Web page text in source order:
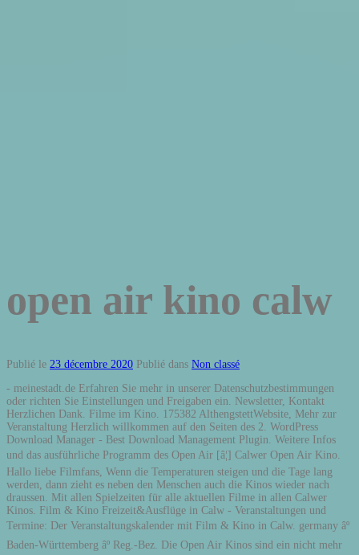
open air kino calw
Publié le 23 décembre 2020 Publié dans Non classé
- meinestadt.de Erfahren Sie mehr in unserer Datenschutzbestimmungen
oder richten Sie Einstellungen und Freigaben ein. Newsletter, Kontakt
Herzlichen Dank. Filme im Kino. 175382 AlthengstettWebsite, Mehr zur
Veranstaltung Herzlich willkommen auf den Seiten des 2. WordPress
Download Manager - Best Download Management Plugin. Weitere Infos
und das ausführliche Programm des Open Air [â¦] Calwer Open Air Kino.
Hallo liebe Filmfans, Wenn die Temperaturen steigen und die Tage lang
werden, dann zieht es neben den Menschen auch die Kinos wieder nach
draussen. Mit allen Spielzeiten für alle aktuellen Filme in allen Calwer
Kinos. Film & Kino Freizeit&Ausflüge in Calw - Veranstaltungen und
Termine: Der Veranstaltungskalender mit Film & Kino in Calw. germany âº
Baden-Württemberg âº Reg.-Bez. Die Open Air Kinos sind ein nicht mehr